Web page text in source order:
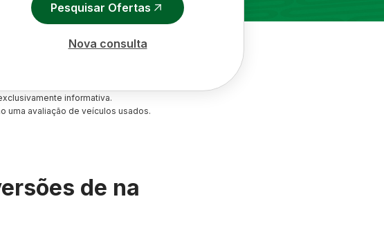
Pesquisar Ofertas
Nova consulta
informativa.
uma avaliação de veículos usados.
de na